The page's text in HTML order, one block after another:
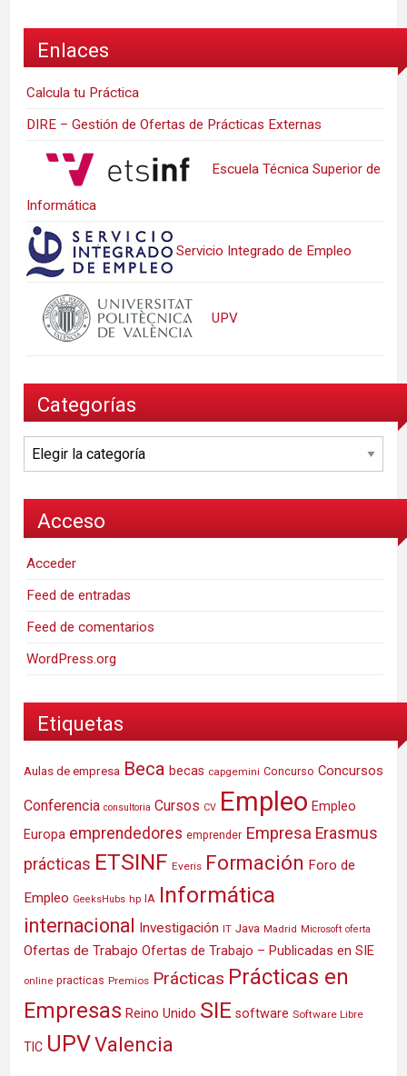
Enlaces
Calcula tu Práctica
DIRE – Gestión de Ofertas de Prácticas Externas
Escuela Técnica Superior de
Informática
Servicio Integrado de Empleo
UPV
Categorías
Categorías
Acceso
Acceder
Feed de entradas
Feed de comentarios
WordPress.org
Etiquetas
Aulas de empresa Beca becas capgemini Concurso Concursos
Conferencia consultoria Cursos CV Empleo Empleo
Europa emprendedores emprender Empresa Erasmus
prácticas ETSINF Everis Formación Foro de
Empleo GeeksHubs hp IA Informática
internacional Investigación IT Java Madrid Microsoft oferta
Ofertas de Trabajo Ofertas de Trabajo – Publicadas en SIE
online practicas Premios Prácticas Prácticas en
Empresas Reino Unido SIE software Software Libre
TIC UPVValencia